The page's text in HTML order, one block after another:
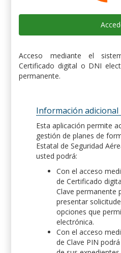
Acceso mediante el
Certificado digital o DNI
permanente.
Información adicional
Esta aplicación permite
gestión de planes de
Estatal de Seguridad
usted podrá:
Con el acceso
de Certificado
Clave permanente
presentar
opciones que
electrónica.
Con el acceso
de Clave PIN